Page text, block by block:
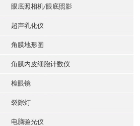
眼底照相机/眼底照影
超声乳化仪
角膜地形图
角膜内皮细胞计数仪
检眼镜
裂隙灯
电脑验光仪